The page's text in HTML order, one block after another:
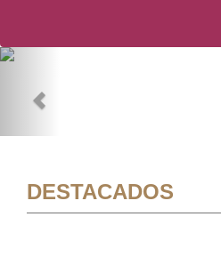
DESTACADOS